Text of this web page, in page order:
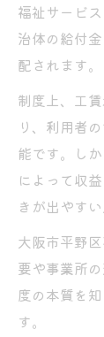
福祉サービ
治体の給付
配されます。
制度上、工
り、利用者
能です。し
によって収
きが出やす
大阪市平野
要や事業所
度の本質を
す。